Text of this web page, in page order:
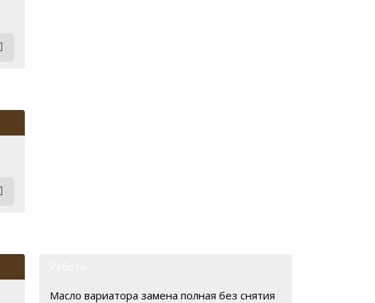
Масло вариатора замена полная без снятия